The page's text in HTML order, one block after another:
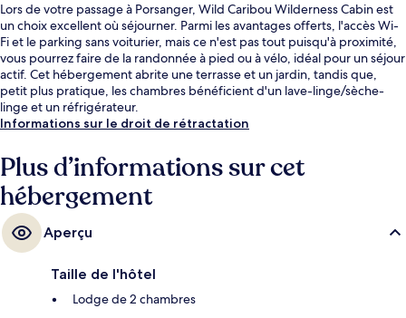
Lors de votre passage à Porsanger, Wild Caribou Wilderness Cabin est
un choix excellent où séjourner. Parmi les avantages offerts, l'accès Wi-
Fi et le parking sans voiturier, mais ce n'est pas tout puisqu'à proximité,
vous pourrez faire de la randonnée à pied ou à vélo, idéal pour un séjour
actif. Cet hébergement abrite une terrasse et un jardin, tandis que,
petit plus pratique, les chambres bénéficient d'un lave-linge/sèche-
linge et un réfrigérateur.
Informations sur le droit de rétractation
Plus d’informations sur cet
hébergement
Aperçu
Taille de l'hôtel
Lodge de 2 chambres